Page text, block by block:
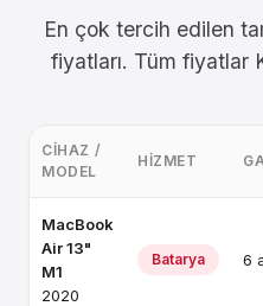
En çok tercih edilen
fiyatları. Tüm fiyatlar
CIHAZ /
MODEL
HIZMET
MacBook
Air 13"
M1
2020
Batarya 6